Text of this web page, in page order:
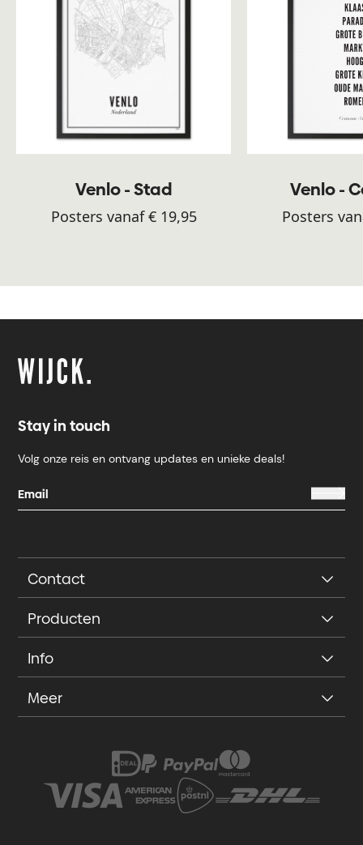
Venlo - Stad
Posters vanaf € 19,95
Venlo -
Posters
Stay in touch
Volg onze reis en ontvang updates en unieke deals!
Contact
Producten
Info
Meer